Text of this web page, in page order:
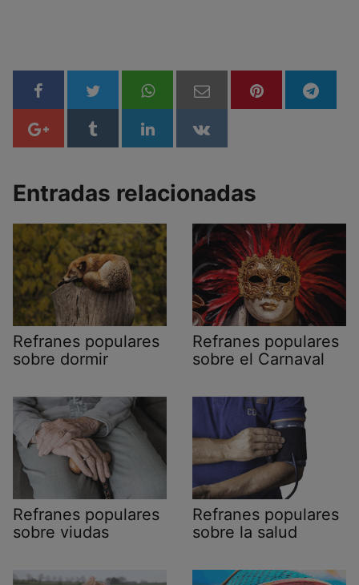
Entradas relacionadas
Refranes populares
sobre dormir
Refranes populares
sobre el Carnaval
Refranes populares
sobre viudas
Refranes populares
sobre la salud